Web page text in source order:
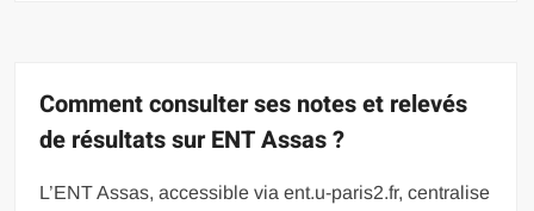
Comment consulter ses notes et relevés
de résultats sur ENT Assas ?
L’ENT Assas, accessible via ent.u-paris2.fr, centralise